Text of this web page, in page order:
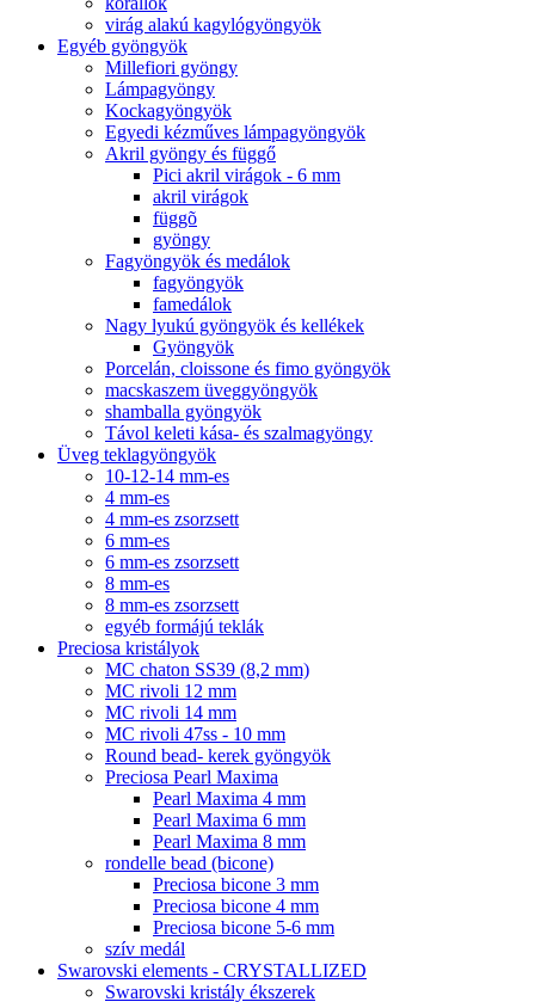
virág alakú kagylógyöngyök
Egyéb gyöngyök
Millefiori gyöngy
Lámpagyöngy
Kockagyöngyök
Egyedi kézműves lámpagyöngyök
Akril gyöngy és függő
Pici akril virágok - 6 mm
akril virágok
függõ
gyöngy
Fagyöngyök és medálok
fagyöngyök
famedálok
Nagy lyukú gyöngyök és kellékek
Gyöngyök
Porcelán, cloissone és fimo gyöngyök
macskaszem üveggyöngyök
shamballa gyöngyök
Távol keleti kása- és szalmagyöngy
Üveg teklagyöngyök
10-12-14 mm-es
4 mm-es
4 mm-es zsorzsett
6 mm-es
6 mm-es zsorzsett
8 mm-es
8 mm-es zsorzsett
egyéb formájú teklák
Preciosa kristályok
MC chaton SS39 (8,2 mm)
MC rivoli 12 mm
MC rivoli 14 mm
MC rivoli 47ss - 10 mm
Round bead- kerek gyöngyök
Preciosa Pearl Maxima
Pearl Maxima 4 mm
Pearl Maxima 6 mm
Pearl Maxima 8 mm
rondelle bead (bicone)
Preciosa bicone 3 mm
Preciosa bicone 4 mm
Preciosa bicone 5-6 mm
szív medál
Swarovski elements - CRYSTALLIZED
Swarovski kristály ékszerek